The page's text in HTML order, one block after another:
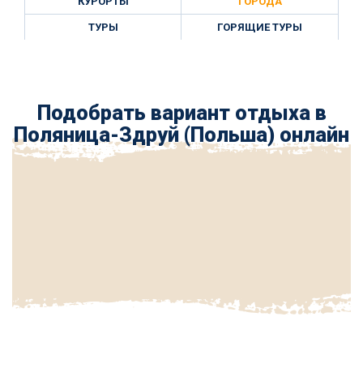
ТУРЫ ГОРЯЩИЕ ТУРЫ
Подобрать вариант отдыха в
Поляница-Здруй (Польша) онлайн